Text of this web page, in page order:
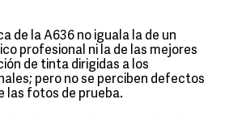
de la A636 no iguala la de un
profesional ni la de las mejores
de tinta dirigidas a los
pero no se perciben defectos
las fotos de prueba.